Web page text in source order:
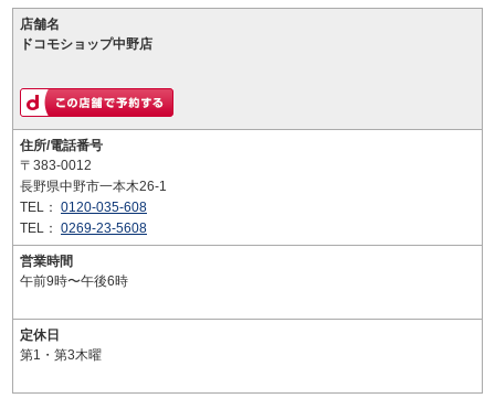
店舗名
ドコモショップ中野店
住所/電話番号
〒383-0012
長野県中野市一本木26-1
TEL： 0120-035-608
TEL： 0269-23-5608
営業時間
午前9時〜午後6時
定休日
第1・第3木曜